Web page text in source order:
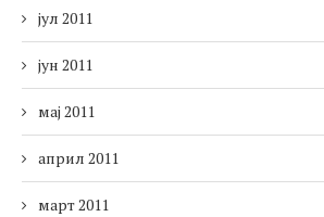
јул 2011
јун 2011
мај 2011
април 2011
март 2011